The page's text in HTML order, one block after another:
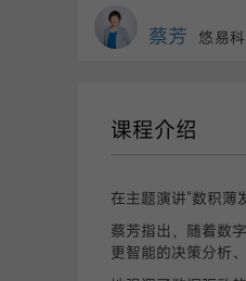
蔡芳 悠易
课程介绍
在主题演讲“数积薄
蔡芳指出，随着数
更智能的决策分析